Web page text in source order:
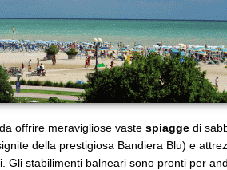
offrire meravigliose vaste spiagge di
della prestigiosa Bandiera Blu) e
Gli stabilimenti balneari sono pronti per